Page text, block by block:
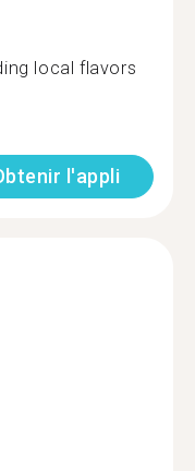
local flavors
l'appli